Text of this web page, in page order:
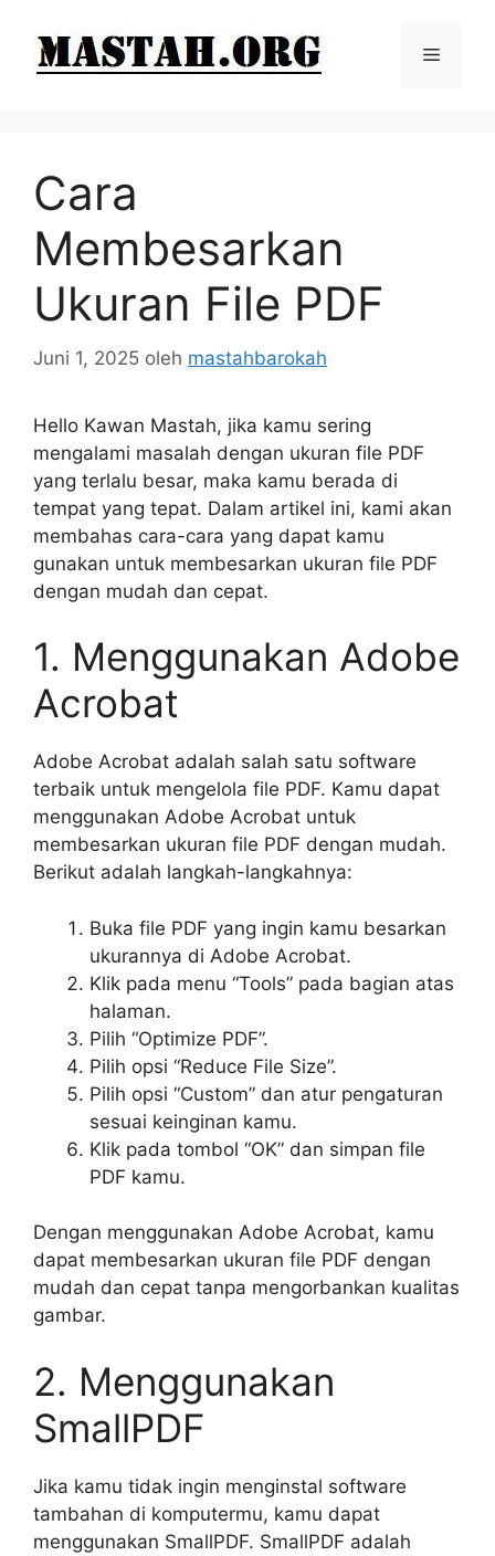
Menu
Cara
Membesarkan
Ukuran File PDF
Juni 1, 2025 oleh mastahbarokah
Hello Kawan Mastah, jika kamu sering
mengalami masalah dengan ukuran file PDF
yang terlalu besar, maka kamu berada di
tempat yang tepat. Dalam artikel ini, kami akan
membahas cara-cara yang dapat kamu
gunakan untuk membesarkan ukuran file PDF
dengan mudah dan cepat.
1. Menggunakan Adobe
Acrobat
Adobe Acrobat adalah salah satu software
terbaik untuk mengelola file PDF. Kamu dapat
menggunakan Adobe Acrobat untuk
membesarkan ukuran file PDF dengan mudah.
Berikut adalah langkah-langkahnya:
Buka file PDF yang ingin kamu besarkan
ukurannya di Adobe Acrobat.
Klik pada menu “Tools” pada bagian atas
halaman.
Pilih “Optimize PDF”.
Pilih opsi “Reduce File Size”.
Pilih opsi “Custom” dan atur pengaturan
sesuai keinginan kamu.
Klik pada tombol “OK” dan simpan file
PDF kamu.
Dengan menggunakan Adobe Acrobat, kamu
dapat membesarkan ukuran file PDF dengan
mudah dan cepat tanpa mengorbankan kualitas
gambar.
2. Menggunakan
SmallPDF
Jika kamu tidak ingin menginstal software
tambahan di komputermu, kamu dapat
menggunakan SmallPDF. SmallPDF adalah